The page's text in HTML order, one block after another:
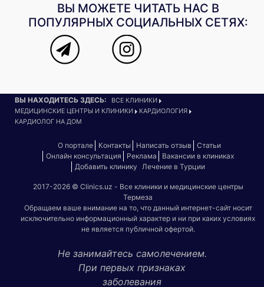
ВЫ МОЖЕТЕ ЧИТАТЬ НАС В
ПОПУЛЯРНЫХ СОЦИАЛЬНЫХ СЕТЯХ:
ВЫ НАХОДИТЕСЬ ЗДЕСЬ:
ВСЕ КЛИНИКИ
МЕДИЦИНСКИЕ ЦЕНТРЫ И КЛИНИКИ
КАРДИОЛОГИЯ
КАРДИОЛОГ НА ДОМ
О портале Контакты Написать отзыв
Статьи
Онлайн консультация
Реклама
Вакансии в клиниках
Добавить клинику Лечение в Турции
2017-2026 © Clinics.uz - Все клиники и медицинские центры
Термеза
Обращаем ваше внимание на то, что данный интернет-сайт носит
исключительно информационный характер и ни при каких условиях
не является публичной офертой.
Не занимайтесь самолечением.
При первых признаках
заболевания